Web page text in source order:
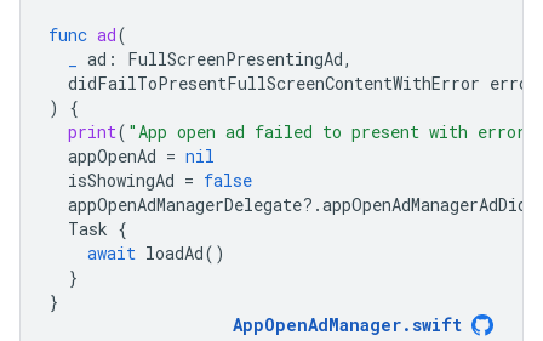
func ad(
ad : FullScreenPresentingAd,
didFailToPresentFullScreenContentWithError error
)
{
print( "App open ad failed to present with
appOpenAd = nil
isShowingAd = false
appOpenAdManagerDelegate?.
Task {
await loadAd()
}
}
AppOpenAdManager.swift